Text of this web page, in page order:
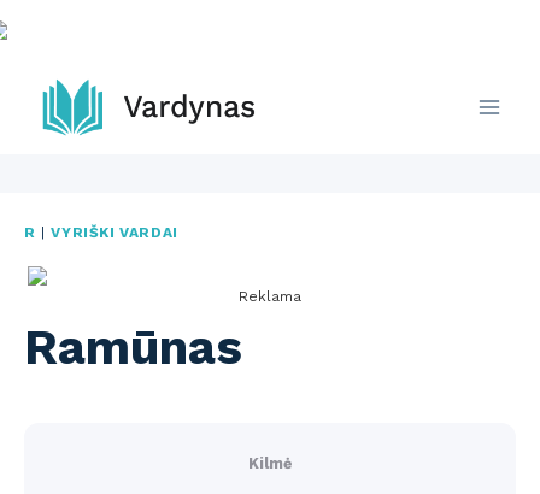
Skip
to
content
R |VYRIŠKI VARDAI
Reklama
Ramūnas
Kilmė